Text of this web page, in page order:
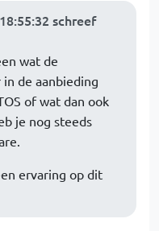
schreef
wat de
de aanbieding
of wat dan ook
je nog steeds
ervaring op dit